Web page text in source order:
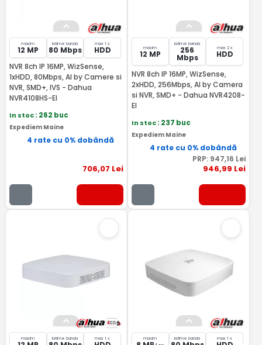
maxim
12 MP
latime banda
80 Mbps
max 1 x
HDD
NVR 8ch IP 16MP, WizSense,
1xHDD, 80Mbps, AI by Camere si
NVR, SMD+, IVS - Dahua
NVR4108HS-EI
In stoc: 262 buc
Expediem Maine
4 rate cu 0% dobândă
706,07 Lei
maxim
12 MP
latime banda
256
Mbps
max 2 x
HDD
NVR 8ch IP 16MP, WizSense,
2xHDD, 256Mbps, AI by Camera
si NVR, SMD+ - Dahua NVR4208-
EI
In stoc: 237 buc
Expediem Maine
4 rate cu 0% dobândă
PRP: 947,16 Lei
946,99 Lei
maxim latime banda max 1 x maxim latime banda max 1 x